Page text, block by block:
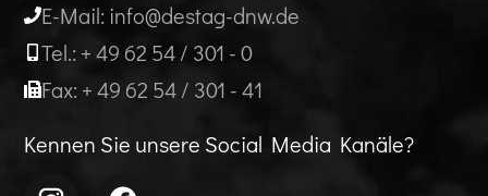
E-Mail: info@destag-dnw.de
Tel.: + 49 62 54 / 301 - 0
Fax: + 49 62 54 / 301 - 41
Kennen Sie unsere Social Media Kanäle?